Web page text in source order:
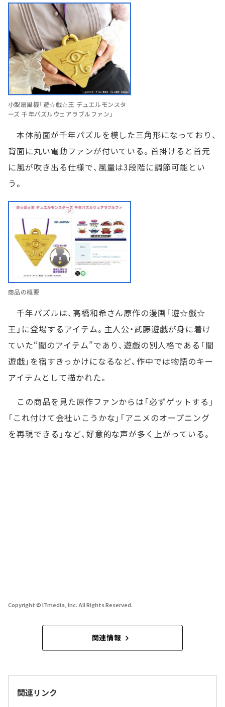
小型扇風機「遊☆戯☆王 デュエルモンスタ
ーズ 千年パズルウェアラブルファン」
本体前面が千年パズルを模した三角形になっており、
背面に丸い電動ファンが付いている。首掛けると首元
に風が吹き出る仕様で、風量は3段階に調節可能とい
う。
商品の概要
千年パズルは、高橋和希さん原作の漫画「遊☆戯☆
王」に登場するアイテム。主人公・武藤遊戯が身に着け
ていた“闇のアイテム”であり、遊戯の別人格である「闇
遊戯」を宿すきっかけになるなど、作中では物語のキー
アイテムとして描かれた。
この商品を見た原作ファンからは「必ずゲットする」
「これ付けて会社いこうかな」「アニメのオープニング
を再現できる」など、好意的な声が多く上がっている。
Copyright © ITmedia, Inc. All Rights Reserved.
関連情報
関連リンク